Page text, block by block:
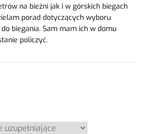
na bieżni jak i w górskich biegach
porad dotyczących wyboru
biegania. Sam mam ich w domu
policzyć.